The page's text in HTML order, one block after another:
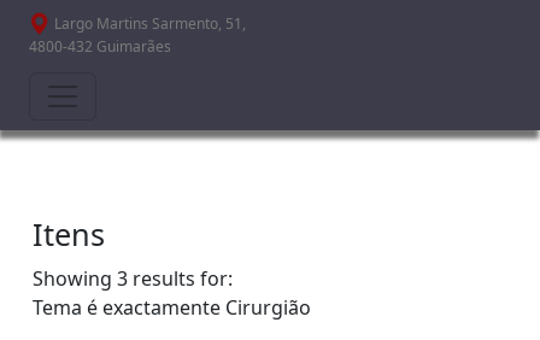
Passar para o conteúdo principal
Largo Martins Sarmento, 51,
4800-432 Guimarães
Itens
Showing 3 results for:
Tema é exactamente Cirurgião